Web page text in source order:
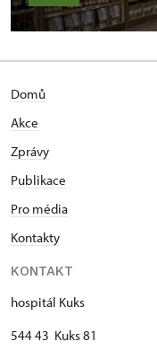
Domů
Akce
Zprávy
Publikace
Pro média
Kontakty
KONTAKT
hospitál Kuks
544 43 Kuks 81